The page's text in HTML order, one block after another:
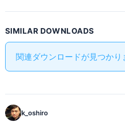
SIMILAR DOWNLOADS
関連ダウンロードが見つかり
k_oshiro